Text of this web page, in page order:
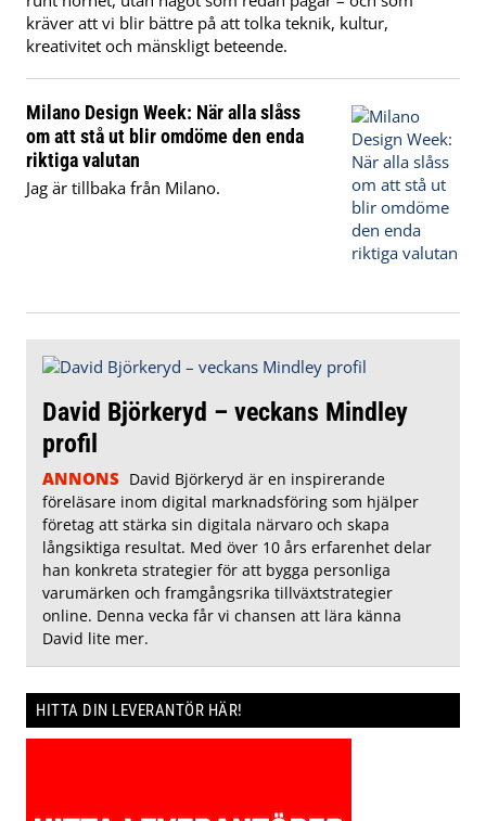
kräver att vi blir bättre på att tolka teknik, kultur,
kreativitet och mänskligt beteende.
Milano Design Week: När alla slåss
om att stå ut blir omdöme den enda
riktiga valutan
Jag är tillbaka från Milano.
David Björkeryd – veckans Mindley
profil
ANNONS David Björkeryd är en inspirerande
föreläsare inom digital marknadsföring som hjälper
företag att stärka sin digitala närvaro och skapa
långsiktiga resultat. Med över 10 års erfarenhet delar
han konkreta strategier för att bygga personliga
varumärken och framgångsrika tillväxtstrategier
online. Denna vecka får vi chansen att lära känna
David lite mer.
HITTA DIN LEVERANTÖR HÄR!